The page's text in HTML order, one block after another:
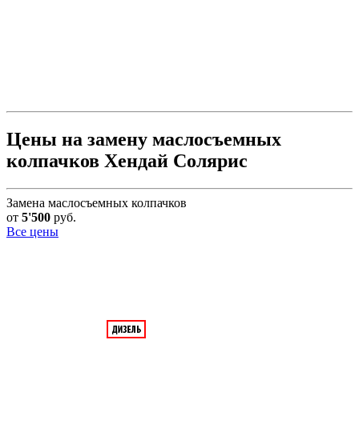
Цены на замену маслосъемных
колпачков Хендай Солярис
Замена маслосъемных колпачков
от 5'500 руб.
Все цены